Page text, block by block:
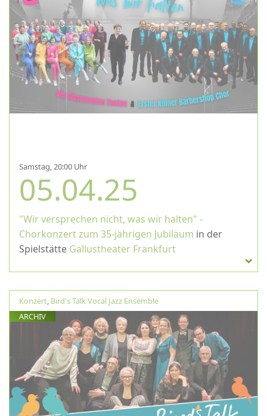
Samstag, 20:00 Uhr
05.04.25
"Wir versprechen nicht, was wir halten" -
Chorkonzert zum 35-jährigen Jubiläum in der
Spielstätte Gallustheater Frankfurt
Konzert, Bird's Talk Vocal Jazz Ensemble
ARCHIV